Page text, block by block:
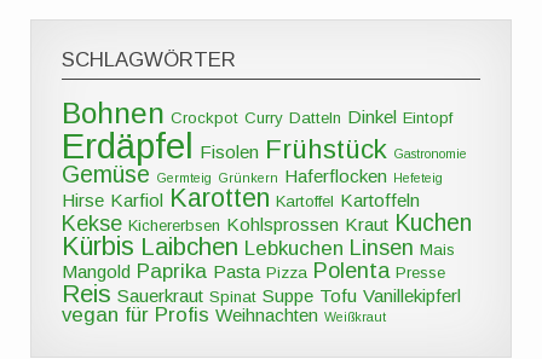
SCHLAGWÖRTER
Bohnen Crockpot Curry Datteln Dinkel Eintopf
Erdäpfel Fisolen Frühstück Gastronomie
Gemüse Germteig Grünkern Haferflocken Hefeteig
Hirse Karfiol Karotten Kartoffel Kartoffeln
Kekse Kichererbsen Kohlsprossen Kraut Kuchen
Kürbis Laibchen Lebkuchen Linsen Mais
Mangold Paprika Pasta Pizza Polenta Presse
Reis Sauerkraut Spinat Suppe Tofu Vanillekipferl
vegan für Profis Weihnachten Weißkraut